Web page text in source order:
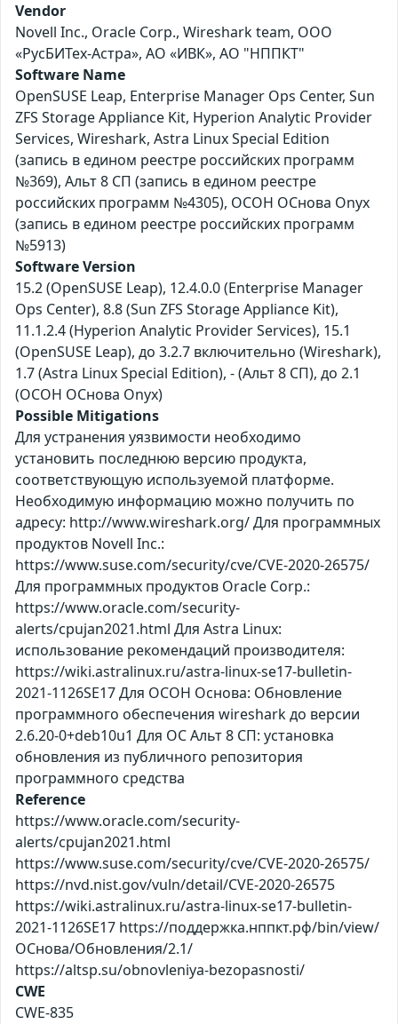
Vendor
Novell Inc., Oracle Corp., Wireshark team, ООО
«РусБИТех-Астра», АО «ИВК», АО "НППКТ"
Software Name
OpenSUSE Leap, Enterprise Manager Ops Center, Sun
ZFS Storage Appliance Kit, Hyperion Analytic Provider
Services, Wireshark, Astra Linux Special Edition
(запись в едином реестре российских программ
№369), Альт 8 СП (запись в едином реестре
российских программ №4305), ОСОН ОСнова Оnyx
(запись в едином реестре российских программ
№5913)
Software Version
15.2 (OpenSUSE Leap), 12.4.0.0 (Enterprise Manager
Ops Center), 8.8 (Sun ZFS Storage Appliance Kit),
11.1.2.4 (Hyperion Analytic Provider Services), 15.1
(OpenSUSE Leap), до 3.2.7 включительно (Wireshark),
1.7 (Astra Linux Special Edition), - (Альт 8 СП), до 2.1
(ОСОН ОСнова Оnyx)
Possible Mitigations
Для устранения уязвимости необходимо
установить последнюю версию продукта,
соответствующую используемой платформе.
Необходимую информацию можно получить по
адресу: http://www.wireshark.org/ Для программных
продуктов Novell Inc.:
https://www.suse.com/security/cve/CVE-2020-26575/
Для программных продуктов Oracle Corp.:
https://www.oracle.com/security-
alerts/cpujan2021.html Для Astra Linux:
использование рекомендаций производителя:
https://wiki.astralinux.ru/astra-linux-se17-bulletin-
2021-1126SE17 Для ОСОН Основа: Обновление
программного обеспечения wireshark до версии
2.6.20-0+deb10u1 Для ОС Альт 8 СП: установка
обновления из публичного репозитория
программного средства
Reference
https://www.oracle.com/security-
alerts/cpujan2021.html
https://www.suse.com/security/cve/CVE-2020-26575/
https://nvd.nist.gov/vuln/detail/CVE-2020-26575
https://wiki.astralinux.ru/astra-linux-se17-bulletin-
2021-1126SE17 https://поддержка.нппкт.рф/bin/view/
ОСнова/Обновления/2.1/
https://altsp.su/obnovleniya-bezopasnosti/
CWE
CWE-835